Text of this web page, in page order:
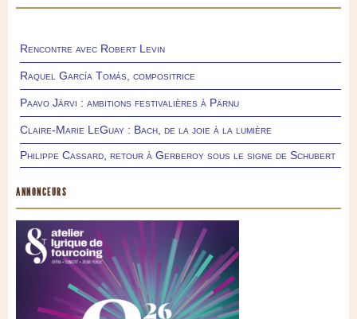
Rencontre avec Robert Levin
Raquel García Tomás, compositrice
Paavo Järvi : ambitions festivalières à Pärnu
Claire-Marie LeGuay : Bach, de la joie à la lumière
Philippe Cassard, retour à Gerberoy sous le signe de Schubert
ANNONCEURS